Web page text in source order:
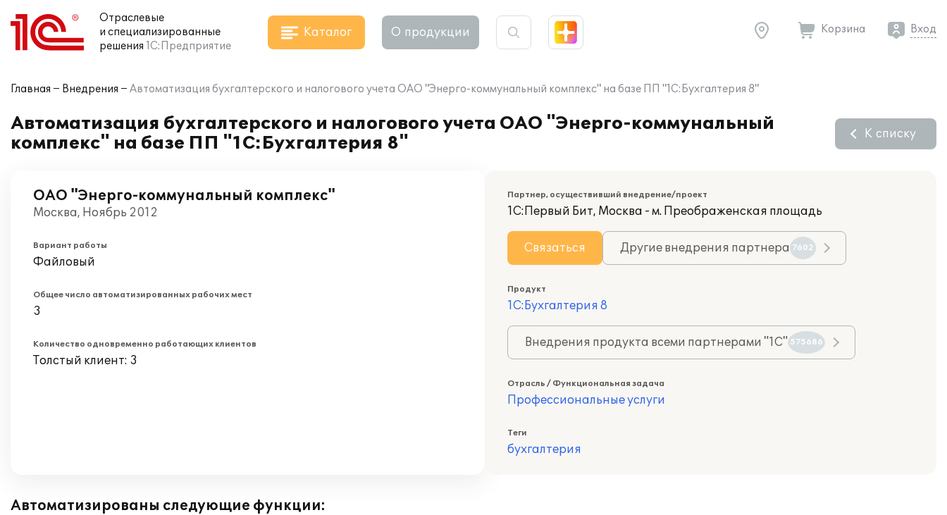
Отраслевые
и специализированные
решения 1С:Предприятие
Каталог О продукции Корзина Вход
Главная Внедрения Автоматизация бухгалтерского и налогового учета ОАО "Энерго-коммунальный комплекс" на базе ПП "1С:Бухгалтерия 8"
Автоматизация бухгалтерского и налогового учета ОАО "Энерго-коммунальный
комплекс" на базе ПП "1С:Бухгалтерия 8"
К списку
ОАО "Энерго-коммунальный комплекс"
Москва, Ноябрь 2012
Вариант работы
Файловый
Общее число автоматизированных рабочих мест
3
Количество одновременно работающих клиентов
Толстый клиент: 3
Партнер, осуществивший внедрение/проект
1С:Первый Бит, Москва - м. Преображенская площадь
Связаться Другие внедрения партнера 7602
Продукт
1С:Бухгалтерия 8
Внедрения продукта всеми партнерами "1С" 575686
Отрасль / Функциональная задача
Профессиональные услуги
Теги
бухгалтерия
Автоматизированы следующие функции: